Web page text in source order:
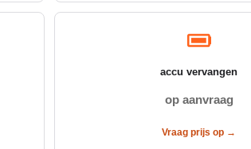
accu vervangen
op aanvraag
Vraag prijs op →